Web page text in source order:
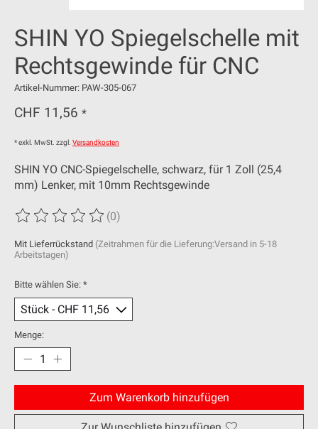
SHIN YO Spiegelschelle mit
Rechtsgewinde für CNC
Artikel-Nummer: PAW-305-067
CHF 11,56 *
* exkl. MwSt. zzgl. Versandkosten
SHIN YO CNC-Spiegelschelle, schwarz, für 1 Zoll (25,4
mm) Lenker, mit 10mm Rechtsgewinde
Die Bewertung dieses Produkts ist
(0)
Mit Lieferrückstand (Zeitrahmen für die Lieferung:Versand in 5-18
Arbeitstagen)
Bitte wählen Sie: *
Menge:
Zum Warenkorb hinzufügen